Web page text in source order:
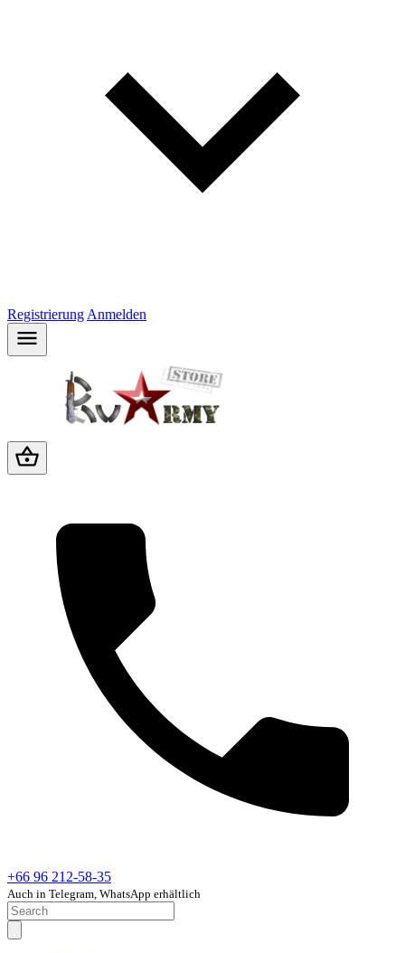
Registrierung Anmelden
+66 96 212-58-35
Auch in Telegram, WhatsApp erhältlich